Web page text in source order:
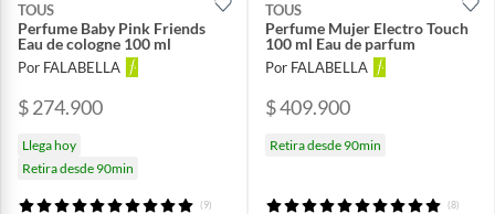
TOUS
Perfume Baby Pink Friends
Eau de cologne 100 ml
Por FALABELLA
$ 274.900
Llega hoy
Retira desde 90min
(9)
TOUS
Perfume Mujer Electro Touch
100 ml Eau de parfum
Por FALABELLA
$ 409.900
Retira desde 90min
(8)